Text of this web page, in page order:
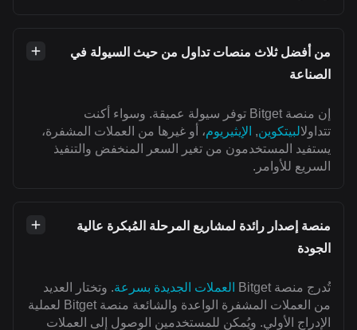
من أفضل ثلاث منصات تداول من حيث السيولة في
الصناعة
إن منصة Bitget توفر سيولة عميقة. وسواء أكنت
تتداولالبيتكوين, الإيثيريوم، أو غيرها من العملات المشفرة،
يستفيد المستخدمون من تغير السعر المنخفض والتنفيذ
السريع للأوامر.
منصة إصدار رائدة لمشاريع المرحلة المُبكرة عالية
الجودة
تُدرج منصة Bitget العملات الجديدة بسرعة. وتختار العديد
من العملات المشفرة الواعدة والشائعة منصة Bitget لعملية
الإدراج الأولي. ويُمكن للمستخدمين الوصول إلى العملات